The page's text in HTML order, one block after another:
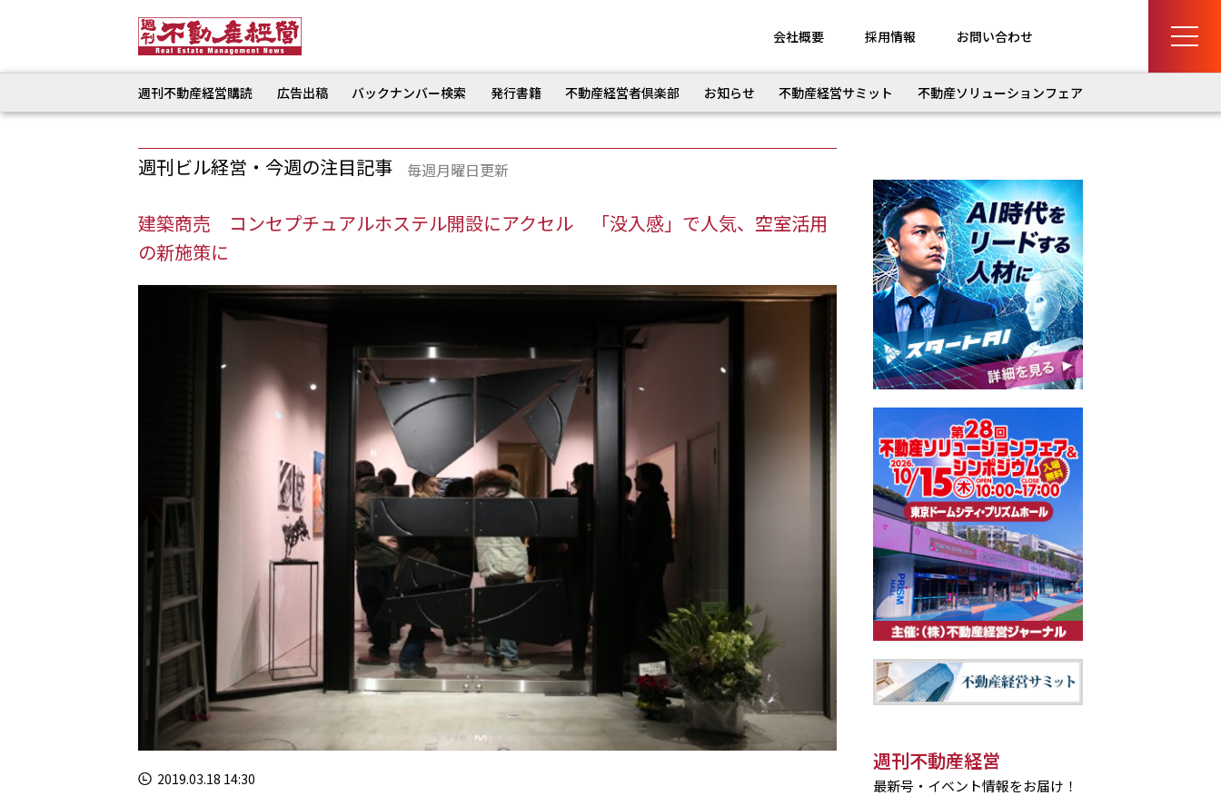
会社概要 採用情報 お問い合わせ
週刊不動産経営購読 広告出稿 バックナンバー検索 発行書籍 不動産経営者倶楽部 お知らせ 不動産経営サミット 不動産ソリューションフェア
週刊ビル経営・今週の注目記事 毎週月曜日更新
建築商売 コンセプチュアルホステル開設にアクセル 「没入感」で人気、空室活用
の新施策に
2019.03.18 14:30
週刊不動産経営
最新号・イベント情報をお届け！